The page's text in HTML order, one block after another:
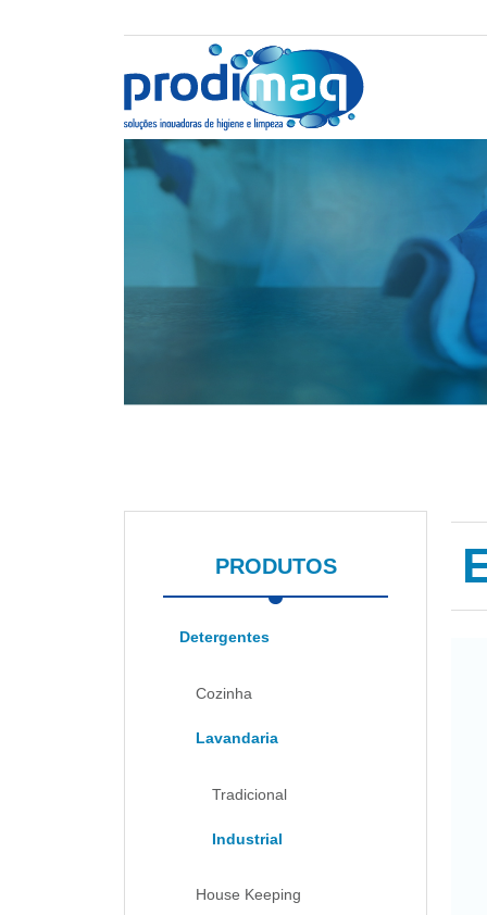
PRODUTOS
Detergentes
Cozinha
Lavandaria
Tradicional
Industrial
House Keeping